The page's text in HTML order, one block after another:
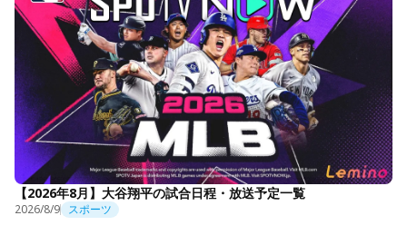
【2026年8月】大谷翔平の試合日程・放送予定一覧
2026/8/9 スポーツ